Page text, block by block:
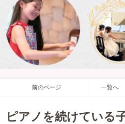
前のページ 一覧へ
ピアノを続けている